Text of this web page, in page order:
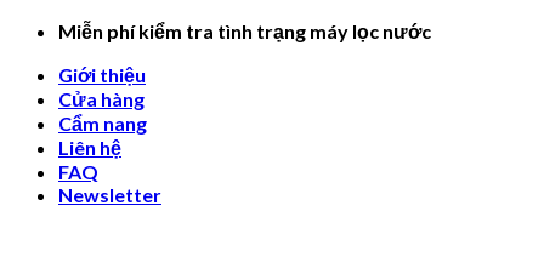
Skip
content
Miễn phí kiểm tra tình trạng máy lọc nước
Giới thiệu
Cửa hàng
Cẩm nang
Liên hệ
FAQ
Newsletter